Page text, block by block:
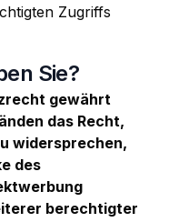
Zugriffs
Sie?
gewährt
das Recht,
widersprechen,
des
berechtigter